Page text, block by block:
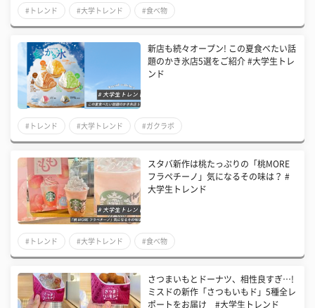
#トレンド #大学トレンド #食べ物
新店も続々オープン! この夏食べたい話
題のかき氷店5選をご紹介 #大学生トレ
ンド
#トレンド #大学トレンド #ガクラボ
スタバ新作は桃たっぷりの「桃MORE
フラペチーノ」気になるその味は？ #
大学生トレンド
#トレンド #大学トレンド #食べ物
さつまいもとドーナツ、相性良すぎ…!
ミスドの新作「さつもいもド」5種全レ
ポートをお届け #大学生トレンド